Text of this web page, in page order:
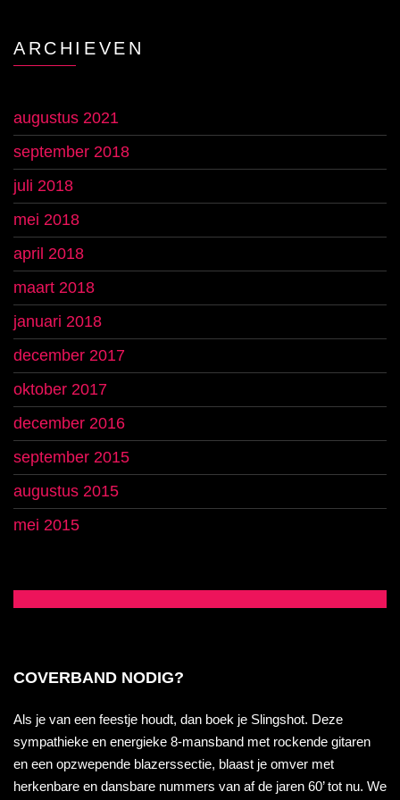
ARCHIEVEN
augustus 2021
september 2018
juli 2018
mei 2018
april 2018
maart 2018
januari 2018
december 2017
oktober 2017
december 2016
september 2015
augustus 2015
mei 2015
COVERBAND NODIG?
Als je van een feestje houdt, dan boek je Slingshot. Deze
sympathieke en energieke 8-mansband met rockende gitaren
en een opzwepende blazerssectie, blaast je omver met
herkenbare en dansbare nummers van af de jaren 60’ tot nu. We